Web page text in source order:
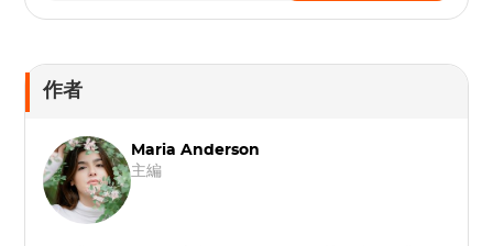
作者
Maria Anderson
主編